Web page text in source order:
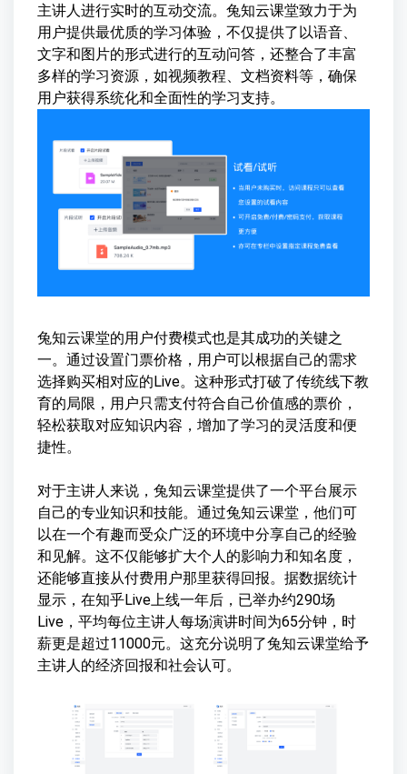
主讲人进行实时的互动交流。兔知云课堂致力于为
用户提供最优质的学习体验，不仅提供了以语音、
文字和图片的形式进行的互动问答，还整合了丰富
多样的学习资源，如视频教程、文档资料等，确保
用户获得系统化和全面性的学习支持。
兔知云课堂的用户付费模式也是其成功的关键之
一。通过设置门票价格，用户可以根据自己的需求
选择购买相对应的Live。这种形式打破了传统线下教
育的局限，用户只需支付符合自己价值感的票价，
轻松获取对应知识内容，增加了学习的灵活度和便
捷性。
对于主讲人来说，兔知云课堂提供了一个平台展示
自己的专业知识和技能。通过兔知云课堂，他们可
以在一个有趣而受众广泛的环境中分享自己的经验
和见解。这不仅能够扩大个人的影响力和知名度，
还能够直接从付费用户那里获得回报。据数据统计
显示，在知乎Live上线一年后，已举办约290场
Live，平均每位主讲人每场演讲时间为65分钟，时
薪更是超过11000元。这充分说明了兔知云课堂给予
主讲人的经济回报和社会认可。